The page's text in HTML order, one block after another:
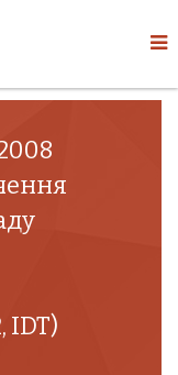
IDT)